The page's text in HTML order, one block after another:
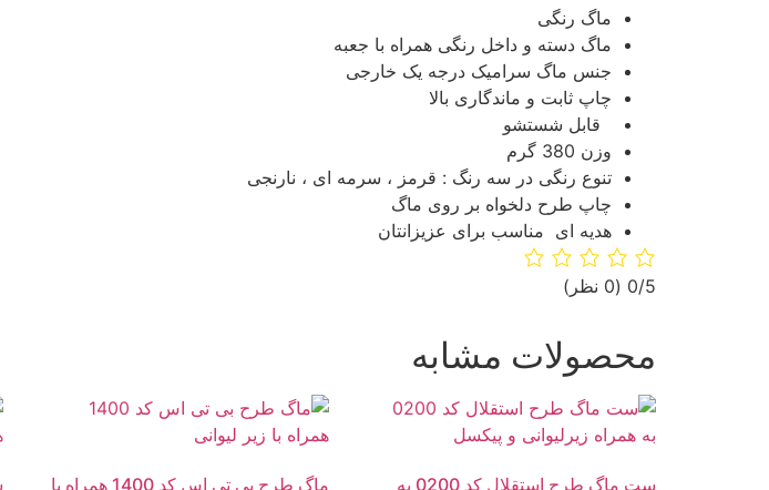
ماگ رنگی
ماگ دسته و داخل رنگی همراه با جعبه
جنس ماگ سرامیک درجه یک خارجی
چاپ ثابت و ماندگاری بالا
قابل شستشو
وزن 380 گرم
تنوع رنگی در سه رنگ : قرمز ، سرمه ای ، نارنجی
چاپ طرح دلخواه بر روی ماگ
هدیه ای مناسب برای عزیزانتان
‫0/5 ‫(0 نظر)
محصولات مشابه
ست ماگ طرح استقلال کد 0200 به ماگ طرح بی تی اس کد 1400 همراه با